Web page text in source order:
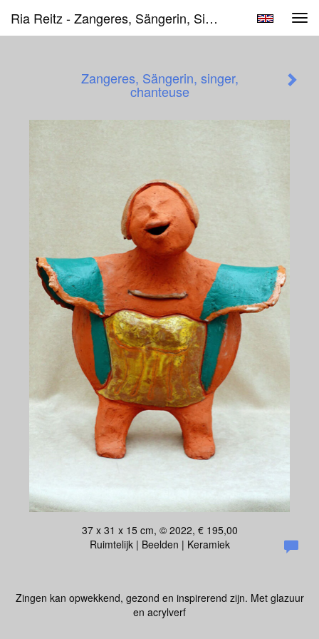
Ria Reitz - Zangeres, Sängerin, Singer, Chanteuse
Zangeres, Sängerin, singer,
chanteuse
37 x 31 x 15 cm, © 2022, € 195,00
Ruimtelijk | Beelden | Keramiek
Zingen kan opwekkend, gezond en inspirerend zijn. Met glazuur
en acrylverf